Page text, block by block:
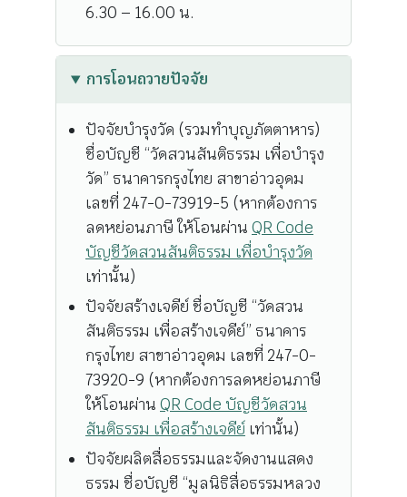
6.30 – 16.00 น.
การโอนถวายปัจจัย
ปัจจัยบำรุงวัด (รวมทำบุญภัตตาหาร)
ชื่อบัญชี “วัดสวนสันติธรรม เพื่อบำรุง
วัด” ธนาคารกรุงไทย สาขาอ่าวอุดม
เลขที่ 247-0-73919-5 (หากต้องการ
ลดหย่อนภาษี ให้โอนผ่าน QR Code
บัญชีวัดสวนสันติธรรม เพื่อบำรุงวัด
เท่านั้น)
ปัจจัยสร้างเจดีย์ ชื่อบัญชี “วัดสวน
สันติธรรม เพื่อสร้างเจดีย์” ธนาคาร
กรุงไทย สาขาอ่าวอุดม เลขที่ 247-0-
73920-9 (หากต้องการลดหย่อนภาษี
ให้โอนผ่าน QR Code บัญชีวัดสวน
สันติธรรม เพื่อสร้างเจดีย์ เท่านั้น)
ปัจจัยผลิตสื่อธรรมและจัดงานแสดง
ธรรม ชื่อบัญชี “มูลนิธิสื่อธรรมหลวง